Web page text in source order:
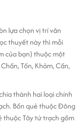
lựa chọn vị trí văn
thuyết này thì mỗi
của bạn) thuộc một
Tốn, Khảm, Cấn,
thành hai loại chính
Bốn quẻ thuộc Đông
thuộc Tây tứ trạch gồm